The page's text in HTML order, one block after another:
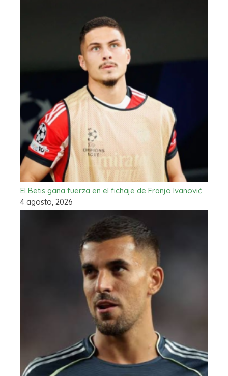
El Betis gana fuerza en el fichaje de Franjo Ivanović
4 agosto, 2026